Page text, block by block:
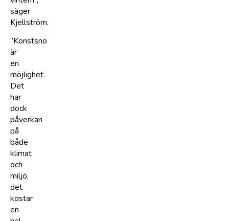
säger
Kjellström.
”Konstsnö
är
en
möjlighet.
Det
har
dock
påverkan
på
både
klimat
och
miljö,
det
kostar
en